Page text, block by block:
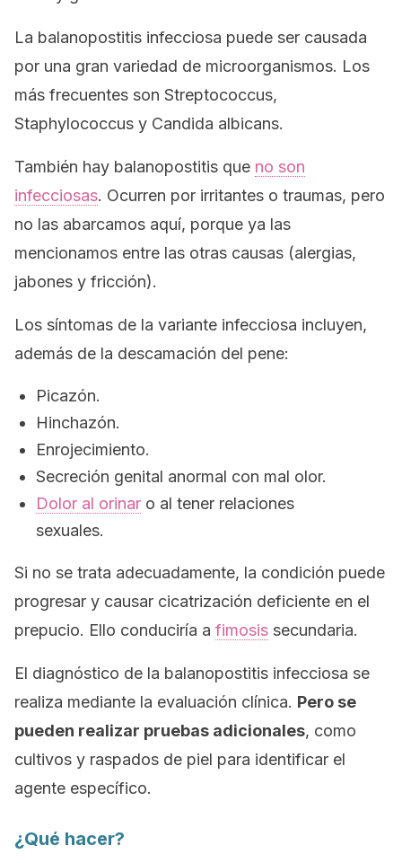
La balanopostitis infecciosa puede ser causada
por una gran variedad de microorganismos. Los
más frecuentes son Streptococcus,
Staphylococcus y Candida albicans.
También hay balanopostitis que no son
infecciosas. Ocurren por irritantes o traumas, pero
no las abarcamos aquí, porque ya las
mencionamos entre las otras causas (alergias,
jabones y fricción).
Los síntomas de la variante infecciosa incluyen,
además de la descamación del pene:
Picazón.
Hinchazón.
Enrojecimiento.
Secreción genital anormal con mal olor.
Dolor al orinar o al tener relaciones
sexuales.
Si no se trata adecuadamente, la condición puede
progresar y causar cicatrización deficiente en el
prepucio. Ello conduciría a fimosis secundaria.
El diagnóstico de la balanopostitis infecciosa se
realiza mediante la evaluación clínica. Pero se
pueden realizar pruebas adicionales, como
cultivos y raspados de piel para identificar el
agente específico.
¿Qué hacer?